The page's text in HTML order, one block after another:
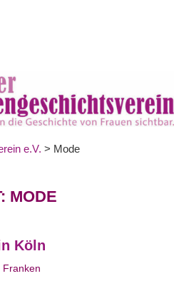
e.V. > Mode
MODE
Köln
Franken